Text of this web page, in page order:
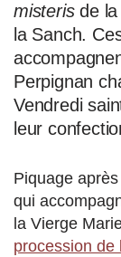
misterisde
la Sanch.
Perpignan
Vendredi
leur
Piquage
qui
la Vierge
procession de